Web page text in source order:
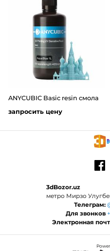
ANYCUBIC Basic resin смола
запросить цену
3dBozor.uz
метро Мирзо
Телеграм:
Для звонков
Электронная